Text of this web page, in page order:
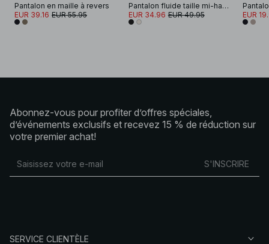
Pantalon en maille à revers
EUR 39.16 EUR 55.95
Pantalon fluide taille mi-haute à taille élastique
EUR 34.96 EUR 49.95 EUR
Abonnez-vous pour profiter d’offres spéciales,
d’événements exclusifs et recevez 15 % de réduction sur
votre premier achat!
S'INSCRIRE
SERVICE CLIENTÈLE